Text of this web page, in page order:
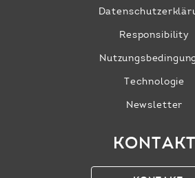
Responsibility
Technologie
Newsletter
KONTAKT